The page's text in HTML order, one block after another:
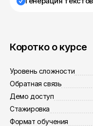
Коротко о курсе
Уровень сложности
Обратная связь
Демо доступ
Стажировка
Формат обучения